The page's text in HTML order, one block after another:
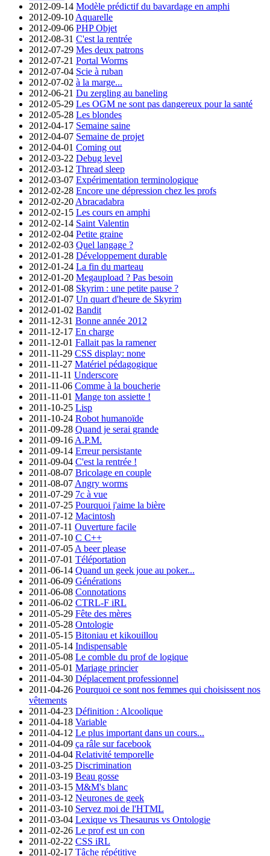
2012-09-14 Modèle prédictif du bavardage en amphi
2012-09-10 Aquarelle
2012-09-06 PHP Objet
2012-08-31 C'est la rentrée
2012-07-29 Mes deux patrons
2012-07-21 Portal Worms
2012-07-04 Scie à ruban
2012-07-02 à la marge...
2012-06-21 Du zergling au baneling
2012-05-29 Les OGM ne sont pas dangereux pour la santé
2012-05-28 Les blondes
2012-04-17 Semaine saine
2012-04-07 Semaine de projet
2012-04-01 Coming out
2012-03-22 Debug level
2012-03-12 Thread sleep
2012-03-07 Expérimentation terminologique
2012-02-28 Encore une dépression chez les profs
2012-02-20 Abracadabra
2012-02-15 Les cours en amphi
2012-02-14 Saint Valentin
2012-02-04 Petite graine
2012-02-03 Quel langage ?
2012-01-28 Développement durable
2012-01-24 La fin du marteau
2012-01-20 Megaupload ? Pas besoin
2012-01-08 Skyrim : une petite pause ?
2012-01-07 Un quart d'heure de Skyrim
2012-01-02 Bandit
2011-12-31 Bonne année 2012
2011-12-17 En charge
2011-12-01 Fallait pas la ramener
2011-11-29 CSS display: none
2011-11-27 Matériel pédagogique
2011-11-11 Underscore
2011-11-06 Comme à la boucherie
2011-11-01 Mange ton assiette !
2011-10-25 Lisp
2011-10-24 Robot humanoïde
2011-09-28 Quand je serai grande
2011-09-16 A.P.M.
2011-09-14 Erreur persistante
2011-09-04 C'est la rentrée !
2011-08-07 Bricolage en couple
2011-08-07 Angry worms
2011-07-29 7c à vue
2011-07-25 Pourquoi j'aime la bière
2011-07-12 Macintosh
2011-07-11 Ouverture facile
2011-07-10 C C++
2011-07-05 A beer please
2011-07-01 Téléportation
2011-06-14 Quand un geek joue au poker...
2011-06-09 Générations
2011-06-08 Connotations
2011-06-02 CTRL-F iRL
2011-05-29 Fête des mères
2011-05-28 Ontologie
2011-05-15 Bitoniau et kikouillou
2011-05-14 Indispensable
2011-05-08 Le comble du prof de logique
2011-05-01 Mariage princier
2011-04-30 Déplacement professionnel
2011-04-26 Pourquoi ce sont nos femmes qui choisissent nos
vêtements
2011-04-23 Définition : Alcoolique
2011-04-18 Variable
2011-04-12 Le plus important dans un cours...
2011-04-09 ça râle sur facebook
2011-04-04 Relativité temporelle
2011-03-25 Discrimination
2011-03-19 Beau gosse
2011-03-15 M&M's blanc
2011-03-12 Neurones de geek
2011-03-10 Servez moi de l'HTML
2011-03-04 Lexique vs Thesaurus vs Ontologie
2011-02-26 Le prof est un con
2011-02-22 CSS iRL
2011-02-17 Tâche répétitive